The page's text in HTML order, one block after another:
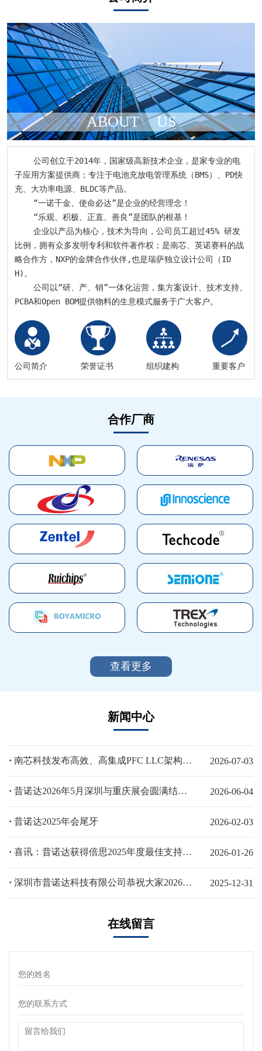
ABOUT US
子应用方案提供商；专注于电池充放电管理系统（BMS）、PD快
充、大功率电源、BLDC等产品。
比例，拥有众多发明专利和软件著作权；是南芯、英诺赛科的战
略合作方，NXP的金牌合作伙伴,也是瑞萨独立设计公司（ID
H)。
PCBA和Open BOM提供物料的生意模式服务于广大客户。
公司简介 荣誉证书 组织建构 重要客户
合作厂商
查看更多
新闻中心
· 南芯科技发布高效、高集成PFC LLC架构AC-DC电源平台方案，助力AI算力终端与工业电源设计 2026-07-03
· 昔诺达2026年5月深圳与重庆展会圆满结束！ 2026-06-04
· 昔诺达2025年会尾牙 2026-02-03
· 喜讯：昔诺达获得倍思2025年度最佳支持伙伴奖 2026-01-26
· 深圳市昔诺达科技有限公司恭祝大家2026新年快乐，马年大吉！ 2025-12-31
在线留言